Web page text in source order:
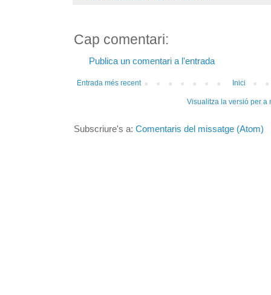
Cap comentari:
Publica un comentari a l'entrada
Entrada més recent Inici
Visualitza la versió per a
Subscriure's a: Comentaris del missatge (Atom)